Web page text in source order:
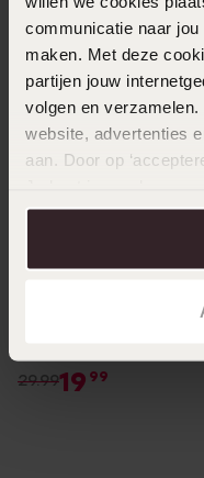
communicatie naar
maken. Met deze
partijen jouw
volgen en
website, advertenties
aan. Door op
over in ons
Stainless steel
29.9919 99
-33% Waterproof